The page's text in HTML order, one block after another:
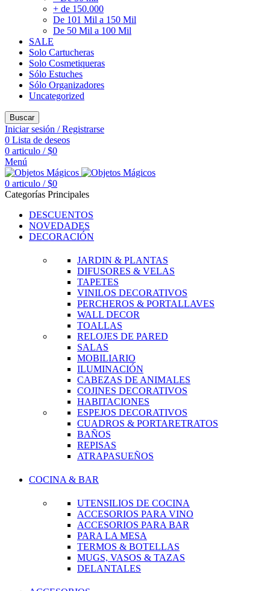
+ de 150.000
De 101 Mil a 150 Mil
De 50 Mil a 100 Mil
SALE
Solo Cartucheras
Solo Cosmetiqueras
Sólo Estuches
Sólo Organizadores
Uncategorized
Buscar
Iniciar sesión / Registrarse
0 Lista de deseos
0 articulo / $0
Menú
0 articulo / $0
Categorías Principales
DESCUENTOS
NOVEDADES
DECORACIÓN
JARDIN & PLANTAS
DIFUSORES & VELAS
TAPETES
VINILOS DECORATIVOS
PERCHEROS & PORTALLAVES
WALL DECOR
TOALLAS
RELOJES DE PARED
SALAS
MOBILIARIO
ILUMINACIÓN
CABEZAS DE ANIMALES
COJINES DECORATIVOS
HABITACIONES
ESPEJOS DECORATIVOS
CUADROS & PORTARETRATOS
BAÑOS
REPISAS
ATRAPASUEÑOS
COCINA & BAR
UTENSILIOS DE COCINA
ACCESORIOS PARA VINO
ACCESORIOS PARA BAR
PARA LA MESA
TERMOS & BOTELLAS
MUGS, VASOS & TAZAS
DELANTALES